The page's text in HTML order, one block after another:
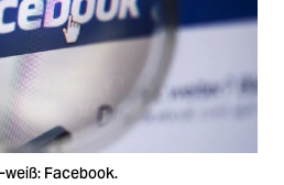
Facebook.